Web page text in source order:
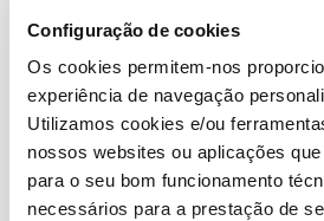
Configuração de cookies
Os cookies permitem-nos
experiência de navegação
Utilizamos cookies e/ou
nossos websites ou aplicações
para o seu bom funcionamento
necessários para a prestação de
Condições do Fórum NOS